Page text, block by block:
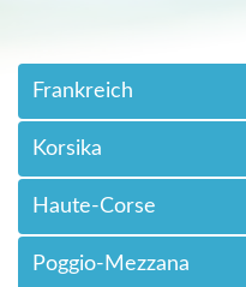
Frankreich
Korsika
Haute-Corse
Poggio-Mezzana